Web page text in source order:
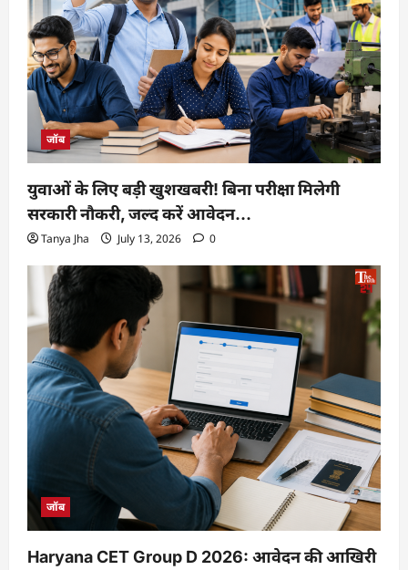
जॉब
युवाओं के लिए बड़ी खुशखबरी! बिना परीक्षा मिलेगी
सरकारी नौकरी, जल्द करें आवेदन…
Tanya Jha July 13, 2026 0
जॉब
Haryana CET Group D 2026: आवेदन की आखिरी